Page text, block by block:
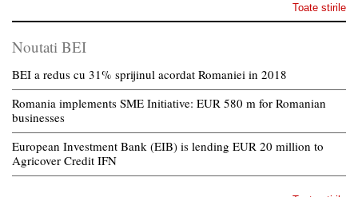
Toate stirile
Noutati BEI
BEI a redus cu 31% sprijinul acordat Romaniei in 2018
Romania implements SME Initiative: EUR 580 m for Romanian
businesses
European Investment Bank (EIB) is lending EUR 20 million to
Agricover Credit IFN